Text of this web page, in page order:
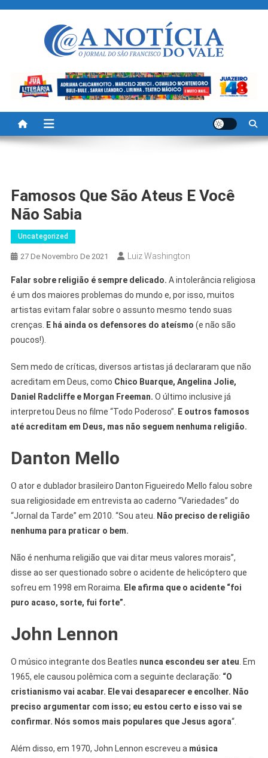
A Noticia Do Vale
Famosos Que São Ateus E Você
Não Sabia
Uncategorized
27 De Novembro De 2021 Luiz Washington
Falar sobre religião é sempre delicado. A intolerância religiosa
é um dos maiores problemas do mundo e, por isso, muitos
artistas evitam falar sobre o assunto mesmo tendo suas
crenças. E há ainda os defensores do ateísmo (e não são
poucos!).
Sem medo de críticas, diversos artistas já declararam que não
acreditam em Deus, como Chico Buarque, Angelina Jolie,
Daniel Radcliffe e Morgan Freeman. O último inclusive já
interpretou Deus no filme “Todo Poderoso”. E outros famosos
até acreditam em Deus, mas não seguem nenhuma religião.
Danton Mello
O ator e dublador brasileiro Danton Figueiredo Mello falou sobre
sua religiosidade em entrevista ao caderno “Variedades” do
“Jornal da Tarde” em 2010. “Sou ateu. Não preciso de religião
nenhuma para praticar o bem.
Não é nenhuma religião que vai ditar meus valores morais”,
disse ao ser questionado sobre o acidente de helicóptero que
sofreu em 1998 em Roraima. Ele afirma que o acidente “foi
puro acaso, sorte, fui forte”.
John Lennon
O músico integrante dos Beatles nunca escondeu ser ateu. Em
1965, ele causou polêmica com a seguinte declaração: “O
cristianismo vai acabar. Ele vai desaparecer e encolher. Não
preciso argumentar com isso; eu estou certo e isso vai se
confirmar. Nós somos mais populares que Jesus agora“.
Além disso, em 1970, John Lennon escreveu a música